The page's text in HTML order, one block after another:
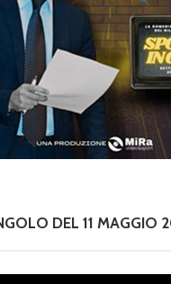
DEL 11 MAGGIO